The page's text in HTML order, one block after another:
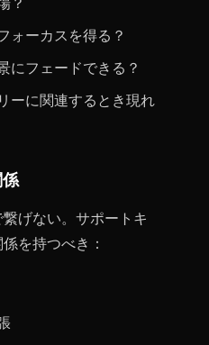
ォーカスを得る？
にフェードできる？
ーに関連するとき現れ
げない。サポートキ
を持つべき：